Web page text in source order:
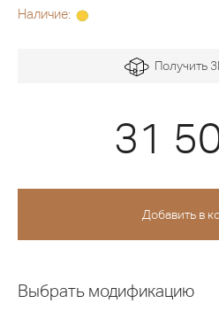
Наличие:
Получить
31
Выбрать модификацию